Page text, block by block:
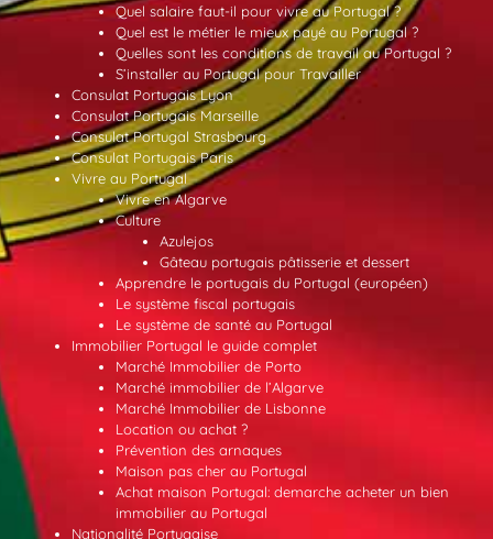
Quel salaire faut-il pour vivre au Portugal ?
Quel est le métier le mieux payé au Portugal ?
Quelles sont les conditions de travail au Portugal ?
S’installer au Portugal pour Travailler
Consulat Portugais Lyon
Consulat Portugais Marseille
Consulat Portugal Strasbourg
Consulat Portugais Paris
Vivre au Portugal
Vivre en Algarve
Culture
Azulejos
Gâteau portugais pâtisserie et dessert
Apprendre le portugais du Portugal (européen)
Le système fiscal portugais
Le système de santé au Portugal
Immobilier Portugal le guide complet
Marché Immobilier de Porto
Marché immobilier de l’Algarve
Marché Immobilier de Lisbonne
Location ou achat ?
Prévention des arnaques
Maison pas cher au Portugal
Achat maison Portugal: demarche acheter un bien
immobilier au Portugal
Nationalité Portugaise